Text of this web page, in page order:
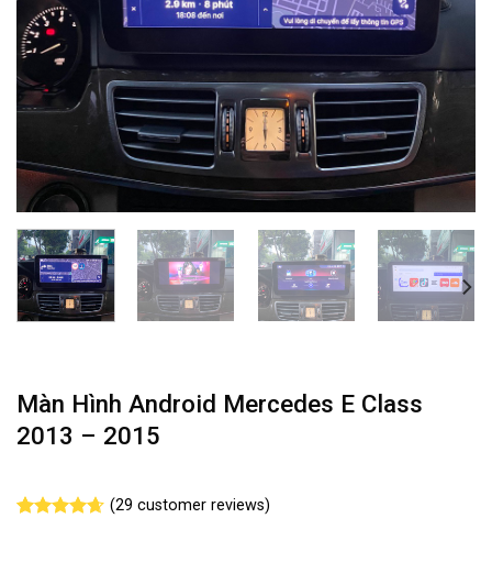
Màn Hình Android Mercedes E Class
2013 – 2015
(29 customer reviews)